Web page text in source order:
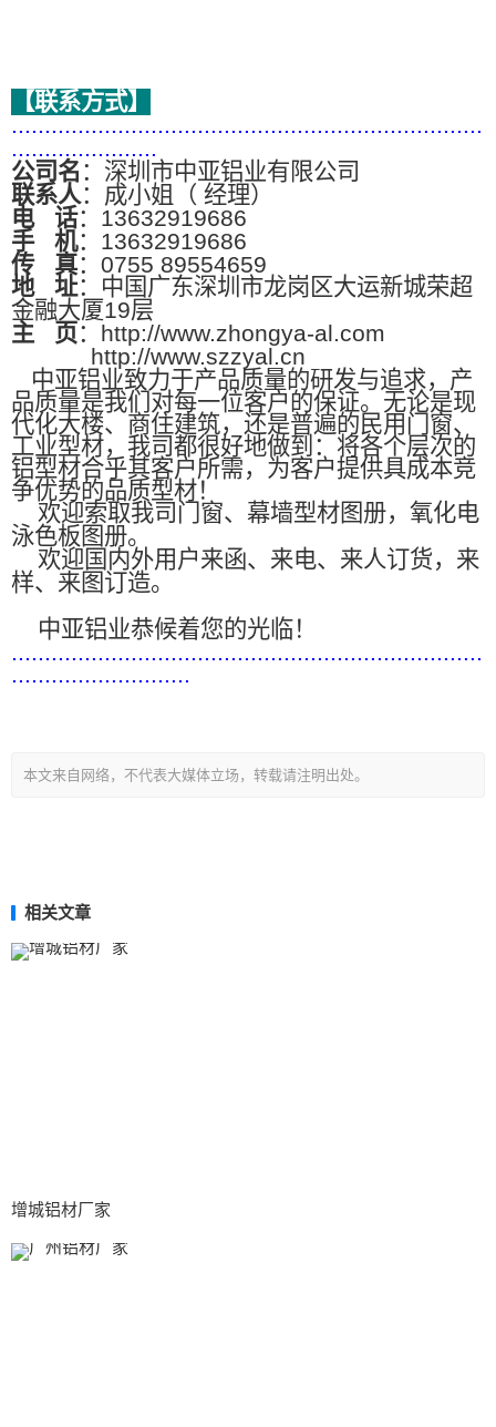
【联系方式】
.......................................................................
......................
公司名 ：深圳市中亚铝业有限公司
联系人：成小姐（ 经理）
电
话：13632919686
手 机：13632919686
传
真：0755 89554659
地
址：中国广东深圳市龙岗区大运新城荣超
金融大厦19层
主
页：http://www.zhongya-al.com
http://www.szzyal.cn
中亚铝业致力于产品质量的研发与追求，产
品质量是我们对每一位客户的保证。无论是现
代化大楼、商住建筑，还是普遍的民用门窗、
工业型材，我司都很好地做到：将各个层次的
铝型材合乎其客户所需，为客户提供具成本竞
争优势的品质型材！
欢迎索取我司门窗、幕墙型材图册，氧化电
泳色板图册。
欢迎国内外用户来函、来电、来人订货，来
样、来图订造。
中亚铝业恭候着您的光临！
.......................................................................
...........................
本文来自网络，不代表大媒体立场，转载请注明出处。
相关文章
增城铝材厂家